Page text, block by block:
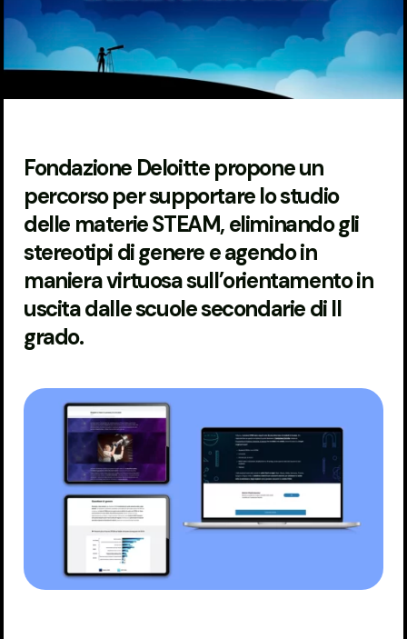
Fondazione Deloitte propone un
percorso per supportare lo studio
delle materie STEAM, eliminando gli
stereotipi di genere e agendo in
maniera virtuosa sull’orientamento in
uscita dalle scuole secondarie di II
grado.